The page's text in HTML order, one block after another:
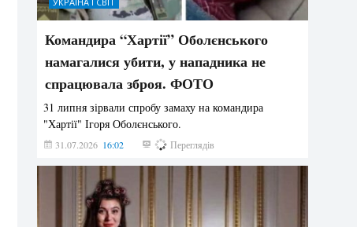
Командира “Хартії” Оболєнського
намагалися убити, у нападника не
спрацювала зброя. ФОТО
31 липня зірвали спробу замаху на командира
"Хартії" Ігоря Оболєнського.
31.07.2026 16:02 194 Переглядів